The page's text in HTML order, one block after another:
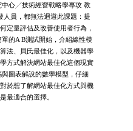
中心╱技術經營戰略學專攻 教
人員，都無法迴避此課題：提
定量評估及改善使用者行為，
的A B測試開始，介紹線性模
法、貝氏最佳化，以及機器學
方式解決網站最佳化這個現實
圖表解說的數學模型，仔細
於想了解網站最佳化方式與機
最適合的選擇。